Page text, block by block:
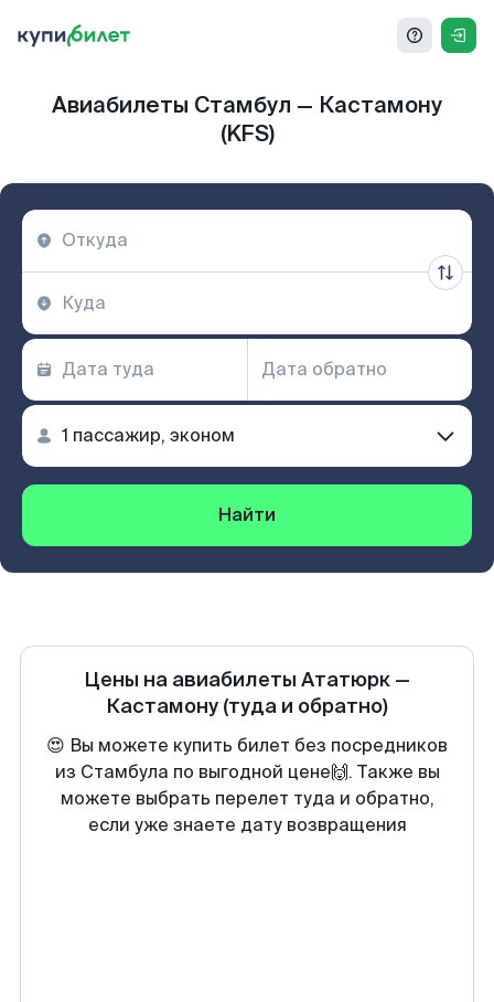
Авиабилеты Стамбул — Кастамону
(KFS)
Найти
Цены на авиабилеты Ататюрк —
Кастамону (туда и обратно)
😍 Вы можете купить билет без посредников
из Стамбула по выгодной цене🙌. Также вы
можете выбрать перелет туда и обратно,
если уже знаете дату возвращения